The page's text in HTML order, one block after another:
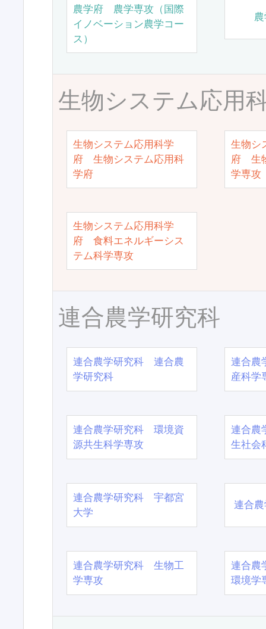
農学府 農学専攻（国際
イノベーション農学コー
ス）
生物システム応用
生物システム応用科学
府 生物システム応用科
学府
生物シ
府 生
学専攻
生物システム応用科学
府 食料エネルギーシス
テム科学専攻
連合農学研究科
連合農学研究科 連合農
学研究科
連合農
産科学
連合農学研究科 環境資
源共生科学専攻
連合農
生社会
連合農学研究科 宇都宮
大学
連合
連合農学研究科 生物工
学専攻
連合農
環境学